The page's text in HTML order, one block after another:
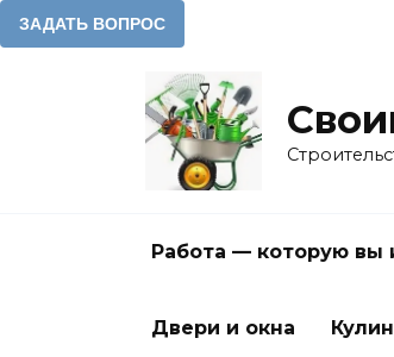
Работа — которую вы
Двери и окна